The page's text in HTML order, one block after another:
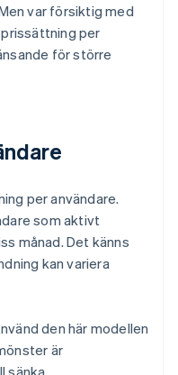
var försiktig med
per
för större
per användare.
som aktivt
månad. Det känns
kan variera
den här modellen
är